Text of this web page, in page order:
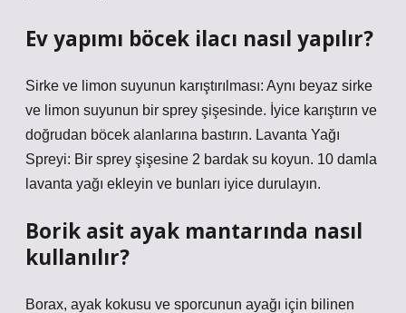
Ev yapımı böcek ilacı nasıl yapılır?
Sirke ve limon suyunun karıştırılması: Aynı beyaz sirke
ve limon suyunun bir sprey şişesinde. İyice karıştırın ve
doğrudan böcek alanlarına bastırın. Lavanta Yağı
Spreyi: Bir sprey şişesine 2 bardak su koyun. 10 damla
lavanta yağı ekleyin ve bunları iyice durulayın.
Borik asit ayak mantarında nasıl
kullanılır?
Borax, ayak kokusu ve sporcunun ayağı için bilinen